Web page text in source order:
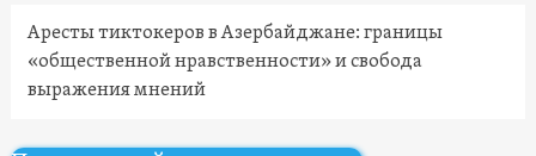
Аресты тиктокеров в Азербайджане: границы
«общественной нравственности» и свобода
выражения мнений